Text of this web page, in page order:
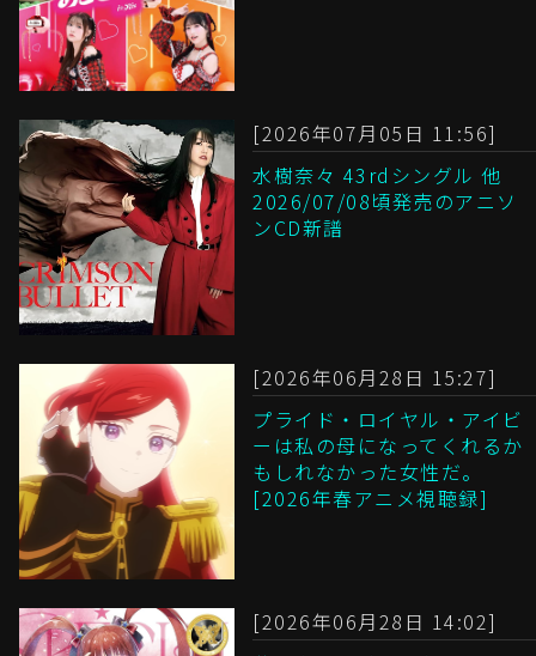
[2026年07月05日 11:56]
水樹奈々 43rdシングル 他
2026/07/08頃発売のアニソ
ンCD新譜
[2026年06月28日 15:27]
プライド・ロイヤル・アイビ
ーは私の母になってくれるか
もしれなかった女性だ。
[2026年春アニメ視聴録]
[2026年06月28日 14:02]